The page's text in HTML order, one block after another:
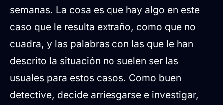
semanas. La cosa es que hay algo en este
caso que le resulta extraño, como que no
cuadra, y las palabras con las que le han
descrito la situación no suelen ser las
usuales para estos casos. Como buen
detective, decide arriesgarse e investigar,